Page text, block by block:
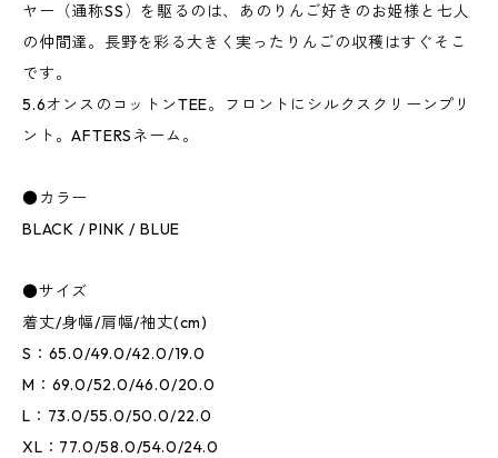
ヤー（通称SS）を駆るのは、あのりんご好きのお姫様と七人
の仲間達。長野を彩る大きく実ったりんごの収穫はすぐそこ
です。
5.6オンスのコットンTEE。フロントにシルクスクリーンプリ
ント。AFTERSネーム。
●カラー
BLACK / PINK / BLUE
●サイズ
着丈/身幅/肩幅/袖丈(cm)
S：65.0/49.0/42.0/19.0
M：69.0/52.0/46.0/20.0
L：73.0/55.0/50.0/22.0
XL：77.0/58.0/54.0/24.0